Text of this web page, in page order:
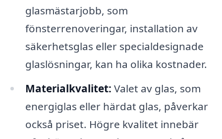
glasmästarjobb, som
fönsterrenoveringar, installation av
säkerhetsglas eller specialdesignade
glaslösningar, kan ha olika kostnader.
Materialkvalitet: Valet av glas, som
energiglas eller härdat glas, påverkar
också priset. Högre kvalitet innebär